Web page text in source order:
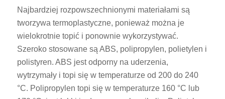
Najbardziej rozpowszechnionymi materiałami są
tworzywa termoplastyczne, ponieważ można je
wielokrotnie topić i ponownie wykorzystywać.
Szeroko stosowane są ABS, polipropylen, polietylen i
polistyren. ABS jest odporny na uderzenia,
wytrzymały i topi się w temperaturze od 200 do 240
°C. Polipropylen topi się w temperaturze 160 °C lub